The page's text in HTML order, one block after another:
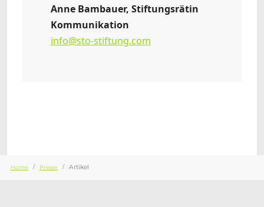
Anne Bambauer, Stiftungsrätin
Kommunikation
info@sto-stiftung.com
Home Presse Artikel